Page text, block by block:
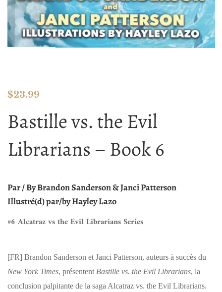
$23.99
Bastille vs. the Evil
Librarians – Book 6
Par / By Brandon Sanderson & Janci Patterson
Illustré(d) par/byHayley Lazo
#6 Alcatraz vs the Evil Librarians Series
[FR] Brandon Sanderson et Janci Patterson, auteurs à succès du
New York Times, présentent Bastille vs. the Evil Librarians, la
conclusion palpitante de la saga Alcatraz vs. the Evil Librarians.